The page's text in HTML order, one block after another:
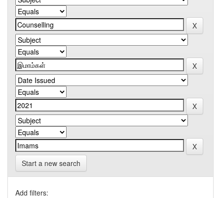
Start a new search
Add filters: